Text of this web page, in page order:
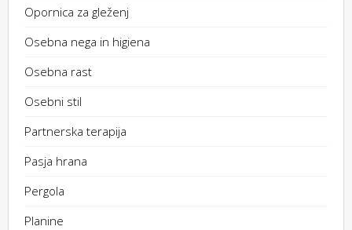
Opornica za gleženj
Osebna nega in higiena
Osebna rast
Osebni stil
Partnerska terapija
Pasja hrana
Pergola
Planine